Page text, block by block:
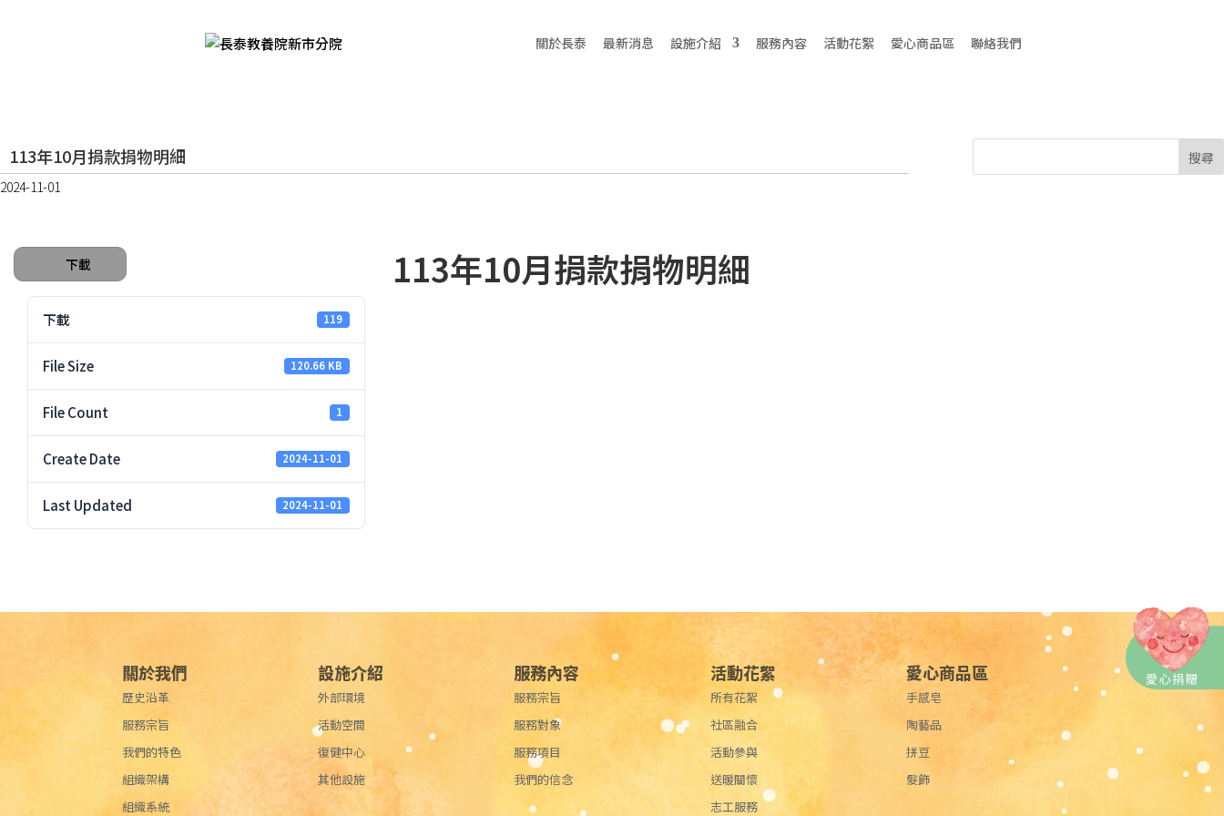
關於長泰 最新消息 設施介紹 服務內容 活動花絮 愛心商品區 聯絡我們
113年10月捐款捐物明細
2024-11-01
下載
下載 119
File Size 120.66 KB
File Count 1
Create Date 2024-11-01
Last Updated 2024-11-01
113年10月捐款捐物明細
關於我們
歷史沿革
服務宗旨
我們的特色
組織架構
組織系統
設施介紹
外部環境
活動空間
復健中心
其他設施
服務內容
服務宗旨
服務對象
服務項目
我們的信念
活動花絮
所有花絮
社區融合
活動參與
送暖關懷
志工服務
愛心商品區
手感皂
陶藝品
拼豆
髮飾